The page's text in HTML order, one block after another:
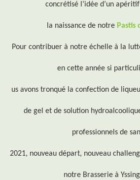
concrétisé l’idée d’un
la naissance de notre Pastis
Pour contribuer à notre échelle à la
en cette année si
us avons tronqué la confection de
de gel et de solution
professionnels de
2021, nouveau départ, nouveau
notre Brasserie à